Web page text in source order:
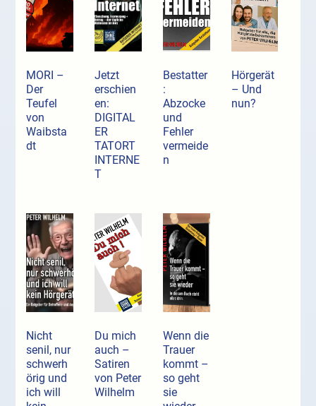
MORI –
Der
Teufel
von
Waibsta
dt
Jetzt
erschien
en:
DIGITAL
ER
TATORT
INTERNE
T
Bestatter
:
Abzocke
und
Fehler
vermeide
n
Hörgerät
– Und
nun?
Nicht
senil, nur
schwerh
örig und
ich will
Du mich
auch –
Satiren
von Peter
Wilhelm
Wenn die
Trauer
kommt –
so geht
sie